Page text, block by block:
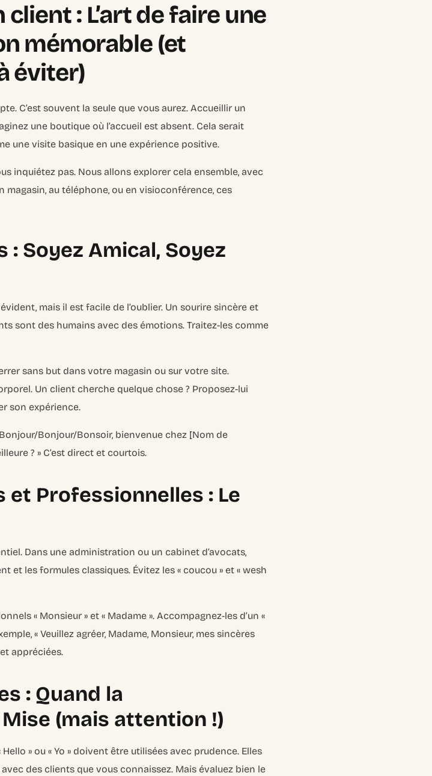
: L’art de faire une
mémorable (et
éviter)
C’est souvent la seule que vous aurez. Accueillir un
une boutique où l’accueil est absent. Cela serait
une visite basique en une expérience positive.
inquiétez pas. Nous allons explorer cela ensemble, avec
magasin, au téléphone, ou en visioconférence, ces
Soyez Amical, Soyez
mais il est facile de l’oublier. Un sourire sincère et
sont des humains avec des émotions. Traitez-les comme
sans but dans votre magasin ou sur votre site.
Un client cherche quelque chose ? Proposez-lui
son expérience.
Bonjour/Bonsoir, bienvenue chez [Nom de
? » C’est direct et courtois.
Professionnelles : Le
Dans une administration ou un cabinet d’avocats,
et les formules classiques. Évitez les « coucou » et « wesh
« Monsieur » et « Madame ». Accompagnez-les d’un «
« Veuillez agréer, Madame, Monsieur, mes sincères
appréciées.
: Quand la
(mais attention !)
» ou « Yo » doivent être utilisées avec prudence. Elles
des clients que vous connaissez. Mais évaluez bien le